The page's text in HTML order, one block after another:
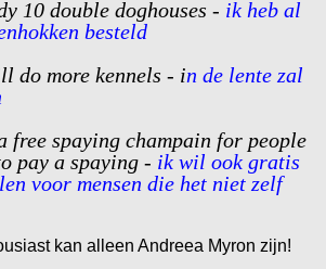
10 double doghouses - ik heb al
besteld
do more kennels - in de lente zal
free spaying champain for people
pay a spaying - ik wil ook gratis
voor mensen die het niet zelf
kan alleen Andreea Myron zijn!